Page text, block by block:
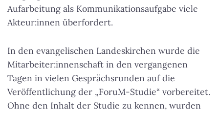
Aufarbeitung als Kommunikationsaufgabe viele
Akteur:innen überfordert.
In den evangelischen Landeskirchen wurde die
Mitarbeiter:innenschaft in den vergangenen
Tagen in vielen Gesprächsrunden auf die
Veröffentlichung der „ForuM-Studie“ vorbereitet.
Ohne den Inhalt der Studie zu kennen, wurden